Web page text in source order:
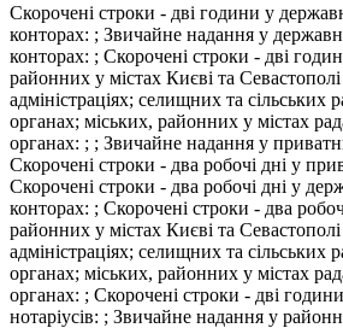
Скорочені строки - дві години у
конторах: ; Звичайне надання у
конторах: ; Скорочені строки - дві
районних у містах Києві та
адміністраціях; селищних та сільських
органах; міських, районних у містах
органах: ; ; Звичайне надання у
Скорочені строки - два робочі дні у
Скорочені строки - два робочі дні у
конторах: ; Скорочені строки - два
районних у містах Києві та
адміністраціях; селищних та сільських
органах; міських, районних у містах
органах: ; Скорочені строки - дві
нотаріусів: ; Звичайне надання у